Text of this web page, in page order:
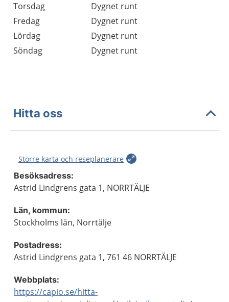
Torsdag
Dygnet runt
Fredag
Dygnet runt
Lördag
Dygnet runt
Söndag
Dygnet runt
Hitta oss
Större karta och reseplanerare
Besöksadress:
Astrid Lindgrens gata 1, NORRTÄLJE
Län, kommun:
Stockholms län, Norrtälje
Postadress:
Astrid Lindgrens gata 1, 761 46 NORRTÄLJE
Webbplats:
https://capio.se/hitta-